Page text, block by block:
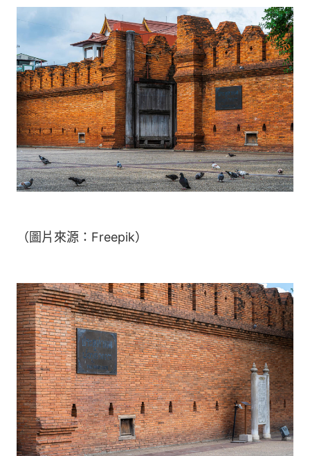
（圖片來源：Freepik）